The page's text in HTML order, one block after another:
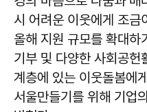
시 어려운 이웃에게 조
올해 지원 규모를 확대하
기부 및 다양한 사회공헌
계층에 있는 이웃돌봄에
서울만들기를 위해 기업